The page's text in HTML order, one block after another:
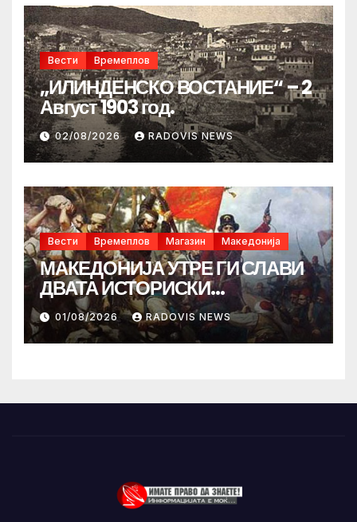
Вести Времеплов
„ИЛИНДЕНСКО ВОСТАНИЕ“ – 2
Август 1903 год.
02/08/2026 RADOVIS NEWS
Вести Времеплов Магазин Македонија
МАКЕДОНИЈА УТРЕ ГИ СЛАВИ
ДВАТА ИСТОРИСКИ
ИЛИНДЕНА!
01/08/2026 RADOVIS NEWS